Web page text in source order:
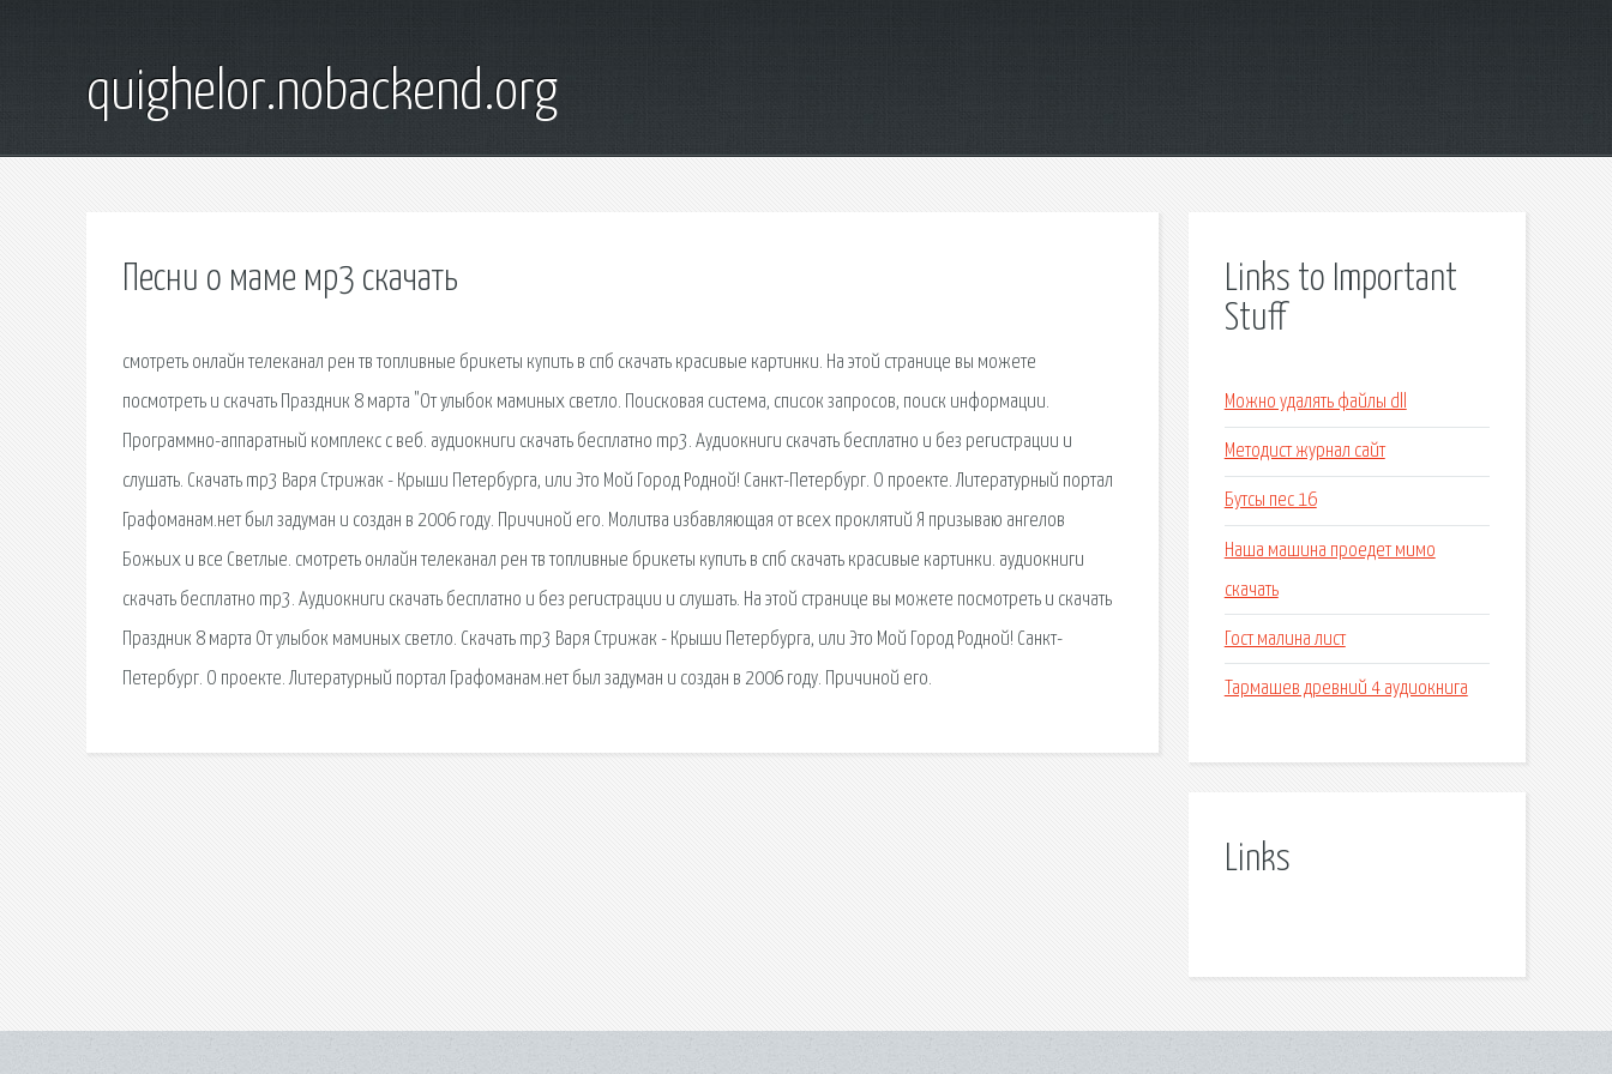
quighelor.nobackend.org
Песни о маме мр3 скачать
смотреть онлайн телеканал рен тв топливные брикеты купить в спб скачать красивые картинки. На этой странице вы можете
посмотреть и скачать Праздник 8 марта "От улыбок маминых светло. Поисковая сиcтема, список запросов, поиск информации.
Программно-аппаратный комплекс с веб. аудиокниги скачать бесплатно mp3. Аудиокниги скачать бесплатно и без регистрации и
слушать. Скачать mp3 Варя Стрижак - Крыши Петербурга, или Это Мой Город Родной! Санкт-Петербург. О проекте. Литературный портал
Графоманам.нет был задуман и создан в 2006 году. Причиной его. Молитва избавляющая от всех проклятий Я призываю ангелов
Божьих и все Светлые. смотреть онлайн телеканал рен тв топливные брикеты купить в спб скачать красивые картинки. аудиокниги
скачать бесплатно mp3. Аудиокниги скачать бесплатно и без регистрации и слушать. На этой странице вы можете посмотреть и скачать
Праздник 8 марта От улыбок маминых светло. Скачать mp3 Варя Стрижак - Крыши Петербурга, или Это Мой Город Родной! Санкт-
Петербург. О проекте. Литературный портал Графоманам.нет был задуман и создан в 2006 году. Причиной его.
Links to Important
Stuff
Можно удалять файлы dll
Методист журнал сайт
Бутсы пес 16
Наша машина проедет мимо
скачать
Гост малина лист
Тармашев древний 4 аудиокнига
Links